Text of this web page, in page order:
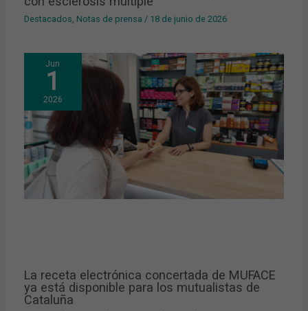
Destacados Notas de prensa / 18 de junio de 2026
Jun
1
2026
La receta electrónica concertada de MUFACE
ya está disponible para los mutualistas de
Cataluña